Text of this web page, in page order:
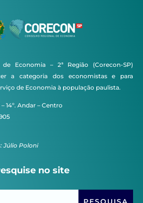
Economia – 2ª Região (Corecon-SP)
a categoria dos economistas e para
de Economia à população paulista.
14º. Andar – Centro
Júlio Poloni
no site